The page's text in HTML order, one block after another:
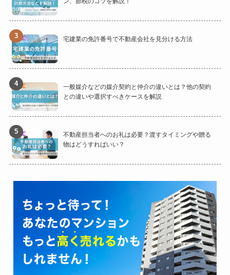
宅建業の免許番号で不動産会社を見分ける方法
一般媒介などの媒介契約と仲介の違いとは？他の契約
との違いや選択すべきケースを解説
不動産担当者へのお礼は必要？渡すタイミングや贈る
物はどうすればいい？